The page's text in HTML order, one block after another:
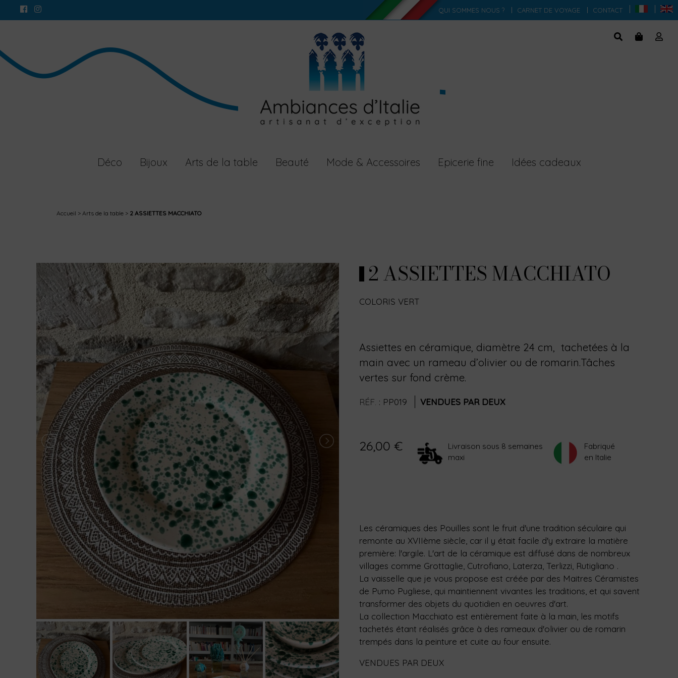
QUI SOMMES NOUS ? CARNET DE VOYAGE CONTACT
Déco Bijoux Arts de la table Beauté Mode & Accessoires Epicerie fine Idées cadeaux
Accueil Arts de la table 2 ASSIETTES MACCHIATO
2 ASSIETTES MACCHIATO
COLORIS VERT
Assiettes en céramique, diamètre 24 cm, tachetées à la
main avec un rameau d’olivier ou de romarin.Tâches
vertes sur fond crème.
RÉF. : PP019 VENDUES PAR DEUX
26,00 €
Livraison sous 8 semaines
maxi
Fabriqué
en Italie
Les céramiques des Pouilles sont le fruit d'une tradition séculaire qui
remonte au XVIIème siècle, car il y était facile d'y extraire la matière
première: l'argile. L'art de la céramique est diffusé dans de nombreux
villages comme Grottaglie, Cutrofiano, Laterza, Terlizzi, Rutigliano .
La vaisselle que je vous propose est créée par des Maitres Céramistes
de Pumo Pugliese, qui maintiennent vivantes les traditions, et qui savent
transformer des objets du quotidien en oeuvres d'art.
La collection Macchiato est entièrement faite à la main, les motifs
tachetés étant réalisés grâce à des rameaux d'olivier ou de romarin
trempés dans la peinture et cuite au four ensuite.
VENDUES PAR DEUX